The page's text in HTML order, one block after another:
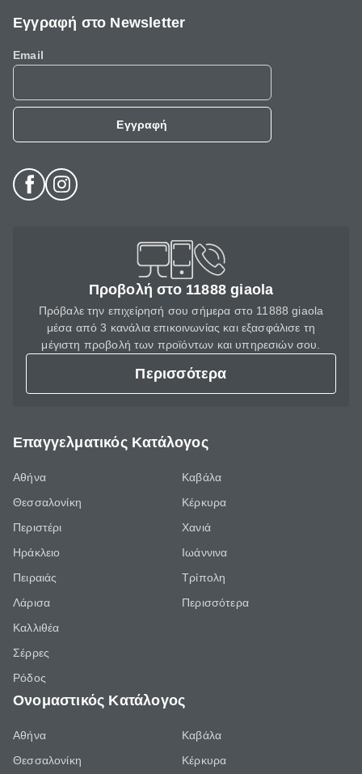
Εγγραφή στο Newsletter
Email
Εγγραφή
Προβολή στο 11888 giaola
Πρόβαλε την επιχείρησή σου σήμερα στο 11888 giaola
μέσα από 3 κανάλια επικοινωνίας και εξασφάλισε τη
μέγιστη προβολή των προϊόντων και υπηρεσιών σου.
Περισσότερα
Επαγγελματικός Κατάλογος
Αθήνα
Θεσσαλονίκη
Περιστέρι
Ηράκλειο
Πειραιάς
Λάρισα
Καλλιθέα
Σέρρες
Ρόδος
Καβάλα
Κέρκυρα
Χανιά
Ιωάννινα
Τρίπολη
Περισσότερα
Ονομαστικός Κατάλογος
Αθήνα
Θεσσαλονίκη
Καβάλα
Κέρκυρα